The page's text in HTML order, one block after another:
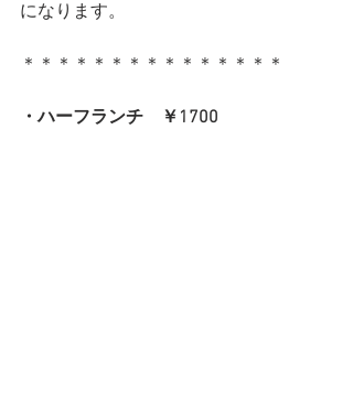
になります。
＊＊＊＊＊＊＊＊＊＊＊＊＊＊＊
・ハーフランチ　￥1700